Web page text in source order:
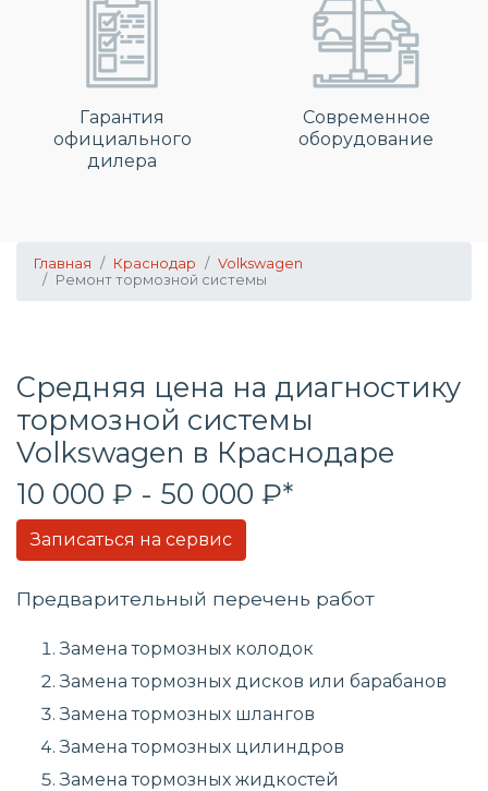
Гарантия
официального
дилера
Современное
оборудование
Главная Краснодар
Volkswagen
Ремонт тормозной системы
Средняя цена на диагностику
тормозной системы
Volkswagen в Краснодаре
10 000 ₽ - 50 000 ₽*
Записаться на сервис
Предварительный перечень работ
Замена тормозных колодок
Замена тормозных дисков или барабанов
Замена тормозных шлангов
Замена тормозных цилиндров
Замена тормозных жидкостей